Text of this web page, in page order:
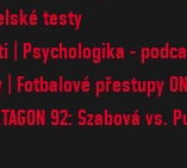
testy
Psychologika -
Fotbalové přestupy
92: Szabová vs.